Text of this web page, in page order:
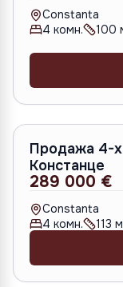
Constanta
4 комн. 100
Продажа 4-х
Констанце
289 000 €
Constanta
4 комн. 113